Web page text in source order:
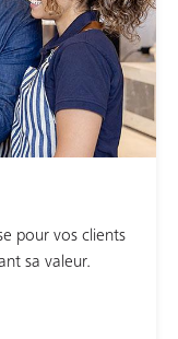
pour vos clients
sa valeur.